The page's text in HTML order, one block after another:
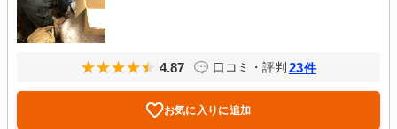
4.87 口コミ・評判 23件
お気に入りに追加